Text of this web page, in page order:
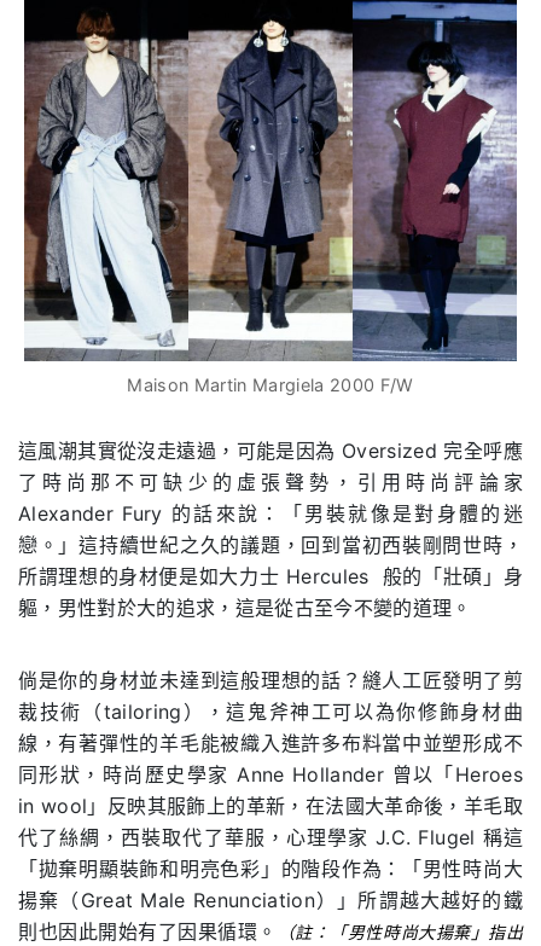
Maison Martin Margiela 2000 F/W
這風潮其實從沒走遠過，可能是因為 Oversized 完全呼應
了時尚那不可缺少的虛張聲勢，引用時尚評論家
Alexander Fury 的話來說：「男裝就像是對身體的迷
戀。」這持續世紀之久的議題，回到當初西裝剛問世時，
所謂理想的身材便是如大力士 Hercules 般的「壯碩」身
軀，男性對於大的追求，這是從古至今不變的道理。
倘是你的身材並未達到這般理想的話？縫人工匠發明了剪
裁技術（tailoring），這鬼斧神工可以為你修飾身材曲
線，有著彈性的羊毛能被織入進許多布料當中並塑形成不
同形狀，時尚歷史學家 Anne Hollander 曾以「Heroes
in wool」反映其服飾上的革新，在法國大革命後，羊毛取
代了絲綢，西裝取代了華服，心理學家 J.C. Flugel 稱這
「拋棄明顯裝飾和明亮色彩」的階段作為：「男性時尚大
揚棄（Great Male Renunciation）」所謂越大越好的鐵
則也因此開始有了因果循環。
（註：「男性時尚大揚棄」指出